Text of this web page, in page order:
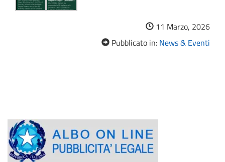
11 Marzo, 2026
Pubblicato in: News & Eventi